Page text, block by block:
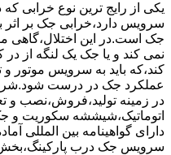
یکی از رایج ترین نوع خرابی
سرویس دارد،خرابی جک بر اثر
جک است.در این اختلال،گاهی
نمی کند و یا جک یک لنگه از
کند،که باید به سرویس موتور
عملکرد جک در درست
در زمینه تولید،فروش،نصب و
اتوماتیک،شیششه سکوریت و
دارای گواهینامه بین المللی
سرویس جک درب پارکینگ،بخش